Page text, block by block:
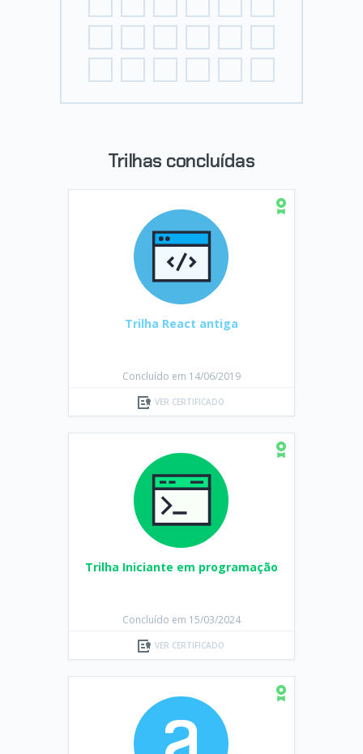
Trilhas concluídas
Trilha React antiga
Concluído em 14/06/2019
VER CERTIFICADO
Trilha Iniciante em programação
Concluído em 15/03/2024
VER CERTIFICADO